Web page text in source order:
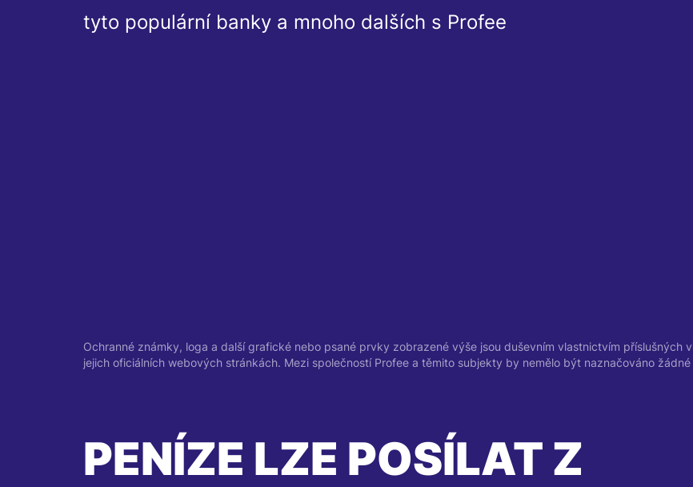
tyto populární banky a mnoho dalších s Profee
Ochranné známky, loga a další grafické nebo psané prvky zobrazené výše jsou duševním vlastnictvím příslušných
jejich oficiálních webových stránkách. Mezi společností Profee a těmito subjekty by nemělo být naznačováno žádné
PENÍZE LZE POSÍLAT Z